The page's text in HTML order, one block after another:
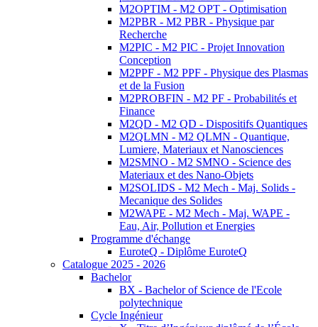
M2OPTIM - M2 OPT - Optimisation
M2PBR - M2 PBR - Physique par
Recherche
M2PIC - M2 PIC - Projet Innovation
Conception
M2PPF - M2 PPF - Physique des Plasmas
et de la Fusion
M2PROBFIN - M2 PF - Probabilités et
Finance
M2QD - M2 QD - Dispositifs Quantiques
M2QLMN - M2 QLMN - Quantique,
Lumiere, Materiaux et Nanosciences
M2SMNO - M2 SMNO - Science des
Materiaux et des Nano-Objets
M2SOLIDS - M2 Mech - Maj. Solids -
Mecanique des Solides
M2WAPE - M2 Mech - Maj. WAPE -
Eau, Air, Pollution et Energies
Programme d'échange
EuroteQ - Diplôme EuroteQ
Catalogue 2025 - 2026
Bachelor
BX - Bachelor of Science de l'Ecole
polytechnique
Cycle Ingénieur